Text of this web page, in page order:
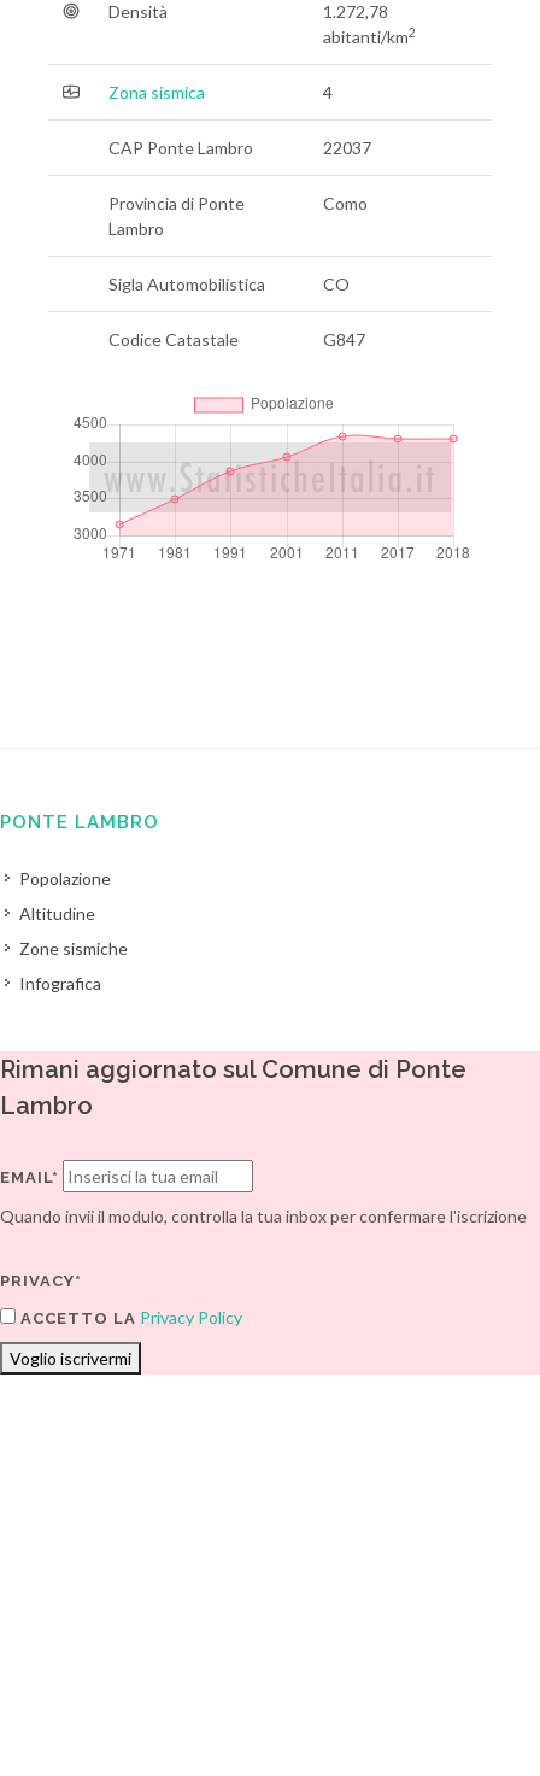
Densità
1.272,78
abitanti/km2
Zona sismica 4
CAP Ponte Lambro 22037
Provincia di Ponte
Lambro
Como
Sigla Automobilistica CO
Codice Catastale G847
PONTE LAMBRO
Popolazione
Altitudine
Zone sismiche
Infografica
Rimani aggiornato sul Comune di Ponte
Lambro
EMAIL*
Quando invii il modulo, controlla la tua inbox per confermare l'iscrizione
PRIVACY*
ACCETTO LA Privacy Policy
Voglio iscrivermi